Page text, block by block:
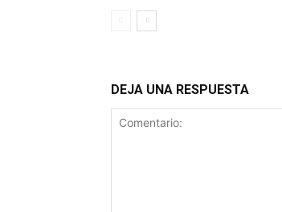
DEJA UNA RESPUESTA